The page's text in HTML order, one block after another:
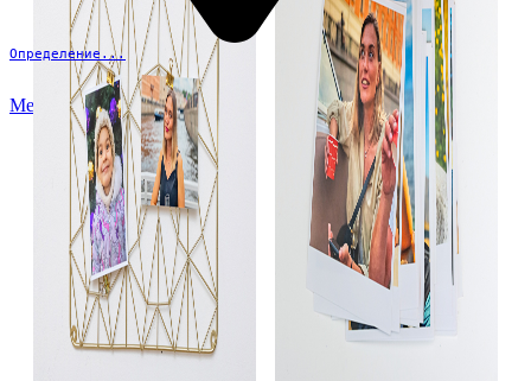
Определение...
Меню